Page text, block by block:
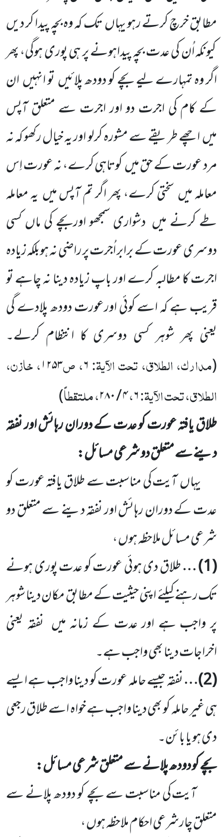
مطابق خرچ کرتے رہو یہاںتک کہ وہ بچہ پیدا کر دیں
کیونکہ اُن کی عدت بچہ پیداہونے پر ہی پوری ہوگی، پھر
اگر وہ تمہارے لیے بچے کو دودھ پلائیںتو انہیںان
کے کام کی اجرت دو اور اجرت سے متعلق آپس
میںاچھے طریقے سے مشورہ کرلو اور یہ خیال رکھو کہ نہ
مرد عورت کے حق میںکوتاہی کرے، نہ عورت اِس
معاملہ میں سختی کرے، پھر اگر تم آپس میں یہ معاملہ
طے کرنے میں دشواری سمجھو اوربچے کی ماں کسی
دوسری عورت کے برابر اُجرت پر راضی نہ ہوبلکہ زیادہ
اجرت کا مطالبہ کرے اور باپ زیادہ دینا نہ چاہے تو
قریب ہے کہ اسے کوئی اورعورت دودھ پلادے گی
یعنی پھر شوہر کسی دوسری کا انتظام کرلے۔
(مدارک، الطلاق، تحت الآیۃ:۶، ص۱۲۵۳، خازن،
الطلاق، تحت الآیۃ:۶،۴/۲۸۰، ملتقطاً)
طلاق یافتہ عورت کو عدت کے دوران رہائش اور نفقہ
دینے سے متعلق دو شرعی مسائل:
یہاںآیت کی مناسبت سے طلاق یافتہ عورت کو
عدت کے دوران رہائش اور نفقہ دینے سے متعلق دو
شرعی مسائل ملاحظہ ہوں ،
(
1
) …طلاق دی ہوئی عورت کو عدت پوری ہونے
تک رہنے کیلئے اپنی حیثیت کے مطابق مکان دینا شوہر
پر واجب ہے اور عدت کے زمانہ میں نفقہ یعنی
اخراجات دینا بھی واجب ہے۔
(
2
)…نفقہ جیسے حاملہ عورت کو دینا واجب ہے ایسے
ہی غیر حاملہ کو بھی دینا واجب ہے خواہ اسے طلاق رجعی
دی ہو یا بائن۔
بچے کو دودھ پلانے سے متعلق شرعی مسائل:
آیت کی مناسبت سے بچے کو دودھ پلانے سے
متعلق چارشرعی احکام ملاحظہ ہوں ،